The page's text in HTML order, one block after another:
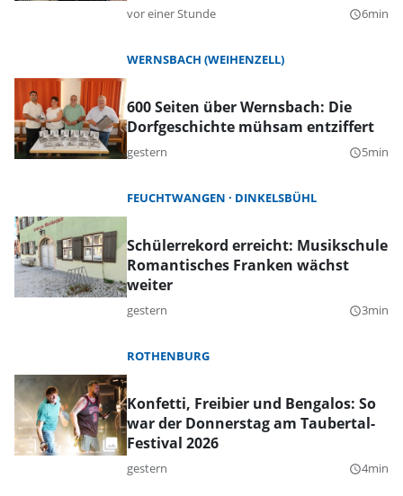
vor einer Stunde query_builder6min
WERNSBACH (WEIHENZELL)
600 Seiten über Wernsbach: Die
Dorfgeschichte mühsam entziffert
gestern query_builder5min
FEUCHTWANGEN DINKELSBÜHL
Schülerrekord erreicht: Musikschule
Romantisches Franken wächst
weiter
gestern query_builder3min
ROTHENBURG
Konfetti, Freibier und Bengalos: So
war der Donnerstag am Taubertal-
Festival 2026
gestern query_builder4min